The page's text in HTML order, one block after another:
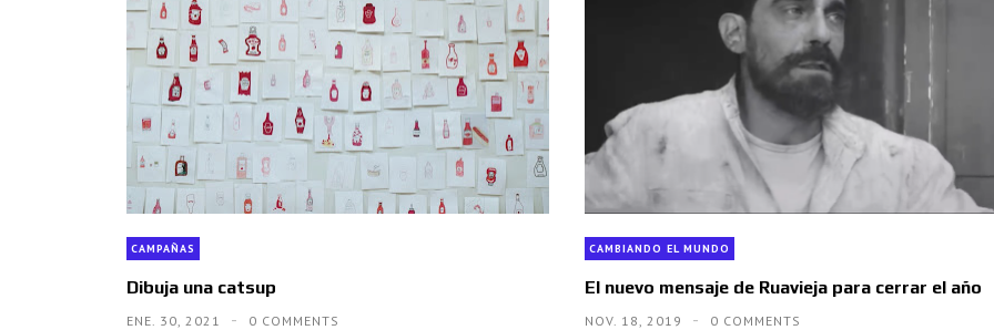
CAMPAÑAS
Dibuja una catsup
ENE. 30, 2021 0 COMMENTS
CAMBIANDO EL MUNDO
El nuevo mensaje de Ruavieja para cerrar el año
NOV. 18, 2019 0 COMMENTS